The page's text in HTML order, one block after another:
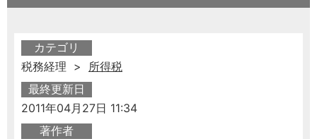
カテゴリ
税務経理 > 所得税
最終更新日
2011年04月27日 11:34
著作者